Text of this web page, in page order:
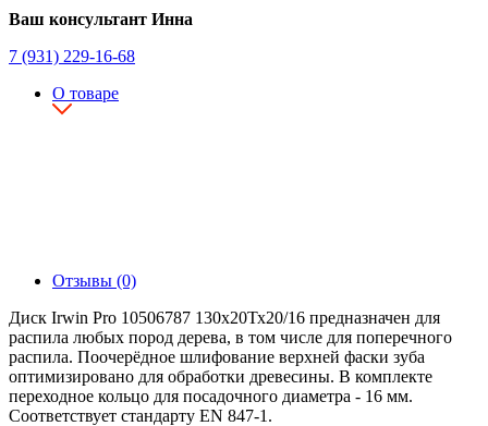
Ваш консультант Инна
7 (931) 229-16-68
О товаре
Отзывы (0)
Диск Irwin Pro 10506787 130х20Тх20/16 предназначен для
распила любых пород дерева, в том числе для поперечного
распила. Поочерёдное шлифование верхней фаски зуба
оптимизировано для обработки древесины. В комплекте
переходное кольцо для посадочного диаметра - 16 мм.
Соответствует стандарту EN 847-1.